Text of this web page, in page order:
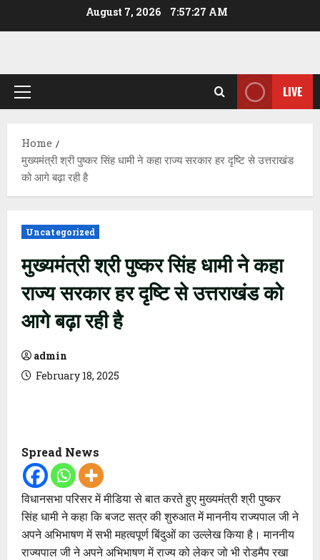
August 7, 2026 7:57:28 AM
Primary
LIVE
Home
मुख्यमंत्री श्री पुष्कर सिंह धामी ने कहा राज्य सरकार हर दृष्टि से उत्तराखंड
को आगे बढ़ा रही है
Uncategorized
मुख्यमंत्री श्री पुष्कर सिंह धामी ने कहा
राज्य सरकार हर दृष्टि से उत्तराखंड को
आगे बढ़ा रही है
admin
February 18, 2025
Spread News
विधानसभा परिसर में मीडिया से बात करते हुए मुख्यमंत्री श्री पुष्कर
सिंह धामी ने कहा कि बजट सत्र की शुरुआत में माननीय राज्यपाल जी ने
अपने अभिभाषण में सभी महत्वपूर्ण बिंदुओं का उल्लेख किया है। माननीय
राज्यपाल जी ने अपने अभिभाषण में राज्य को लेकर जो भी रोडमैप रखा